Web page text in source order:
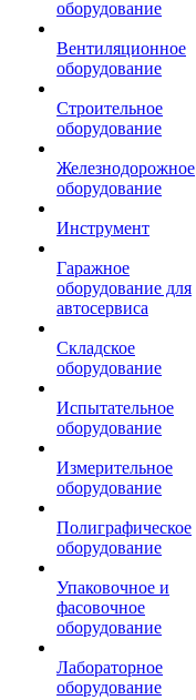
оборудование
Вентиляционное
оборудование
Строительное
оборудование
Железнодорожное
оборудование
Инструмент
Гаражное
оборудование для
автосервиса
Складское
оборудование
Испытательное
оборудование
Измерительное
оборудование
Полиграфическое
оборудование
Упаковочное и
фасовочное
оборудование
Лабораторное
оборудование